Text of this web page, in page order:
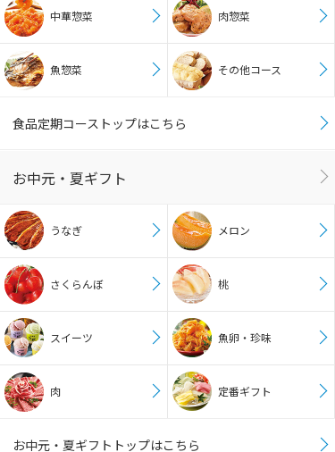
中華惣菜 肉惣菜
魚惣菜 その他コース
食品定期コーストップはこちら
お中元・夏ギフト
うなぎ メロン
さくらんぼ 桃
スイーツ 魚卵・珍味
肉 定番ギフト
お中元・夏ギフトトップはこちら